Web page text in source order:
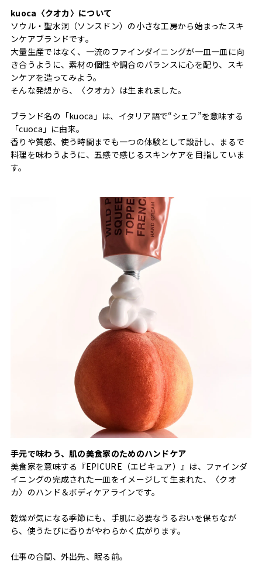
kuoca〈クオカ〉について
ソウル・聖水洞（ソンスドン）の小さな工房から始まったスキ
ンケアブランドです。
大量生産ではなく、一流のファインダイニングが一皿一皿に向
き合うように、素材の個性や調合のバランスに心を配り、スキ
ンケアを造ってみよう。
そんな発想から、〈クオカ〉は生まれました。
ブランド名の「kuoca」は、イタリア語で“シェフ”を意味する
「cuoca」に由来。
香りや質感、使う時間までも一つの体験として設計し、まるで
料理を味わうように、五感で感じるスキンケアを目指していま
す。
手元で味わう、肌の美食家のためのハンドケア
美食家を意味する『EPICURE（エピキュア）』は、ファインダ
イニングの完成された一皿をイメージして生まれた、〈クオ
カ〉のハンド＆ボディケアラインです。
乾燥が気になる季節にも、手肌に必要なうるおいを保ちなが
ら、使うたびに香りがやわらかく広がります。
仕事の合間、外出先、眠る前。